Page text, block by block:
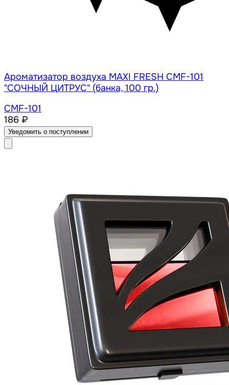
Ароматизатор воздуха MAXI FRESH CMF-101
"СОЧНЫЙ ЦИТРУС" (банка, 100 гр.)
CMF-101
186 ₽
Уведомить о поступлении